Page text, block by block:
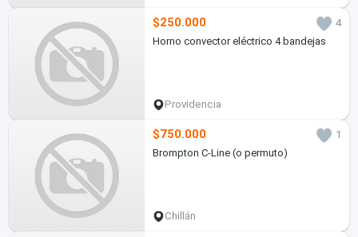
$250.000
4
Horno convector eléctrico 4 bandejas
Providencia
$750.000
1
Brompton C-Line (o permuto)
Chillán